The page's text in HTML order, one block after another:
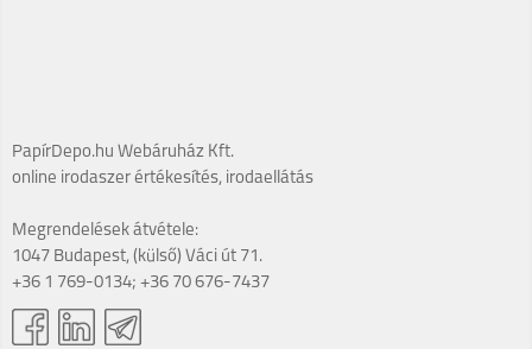
PapírDepo.hu Webáruház Kft.
online irodaszer értékesítés, irodaellátás
Megrendelések átvétele:
1047 Budapest, (külső) Váci út 71.
+36 1 769-0134; +36 70 676-7437